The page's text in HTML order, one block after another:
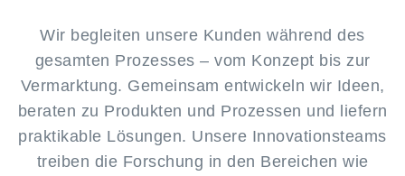
Wir begleiten unsere Kunden während des
gesamten Prozesses – vom Konzept bis zur
Vermarktung. Gemeinsam entwickeln wir Ideen,
beraten zu Produkten und Prozessen und liefern
praktikable Lösungen. Unsere Innovationsteams
treiben die Forschung in den Bereichen wie